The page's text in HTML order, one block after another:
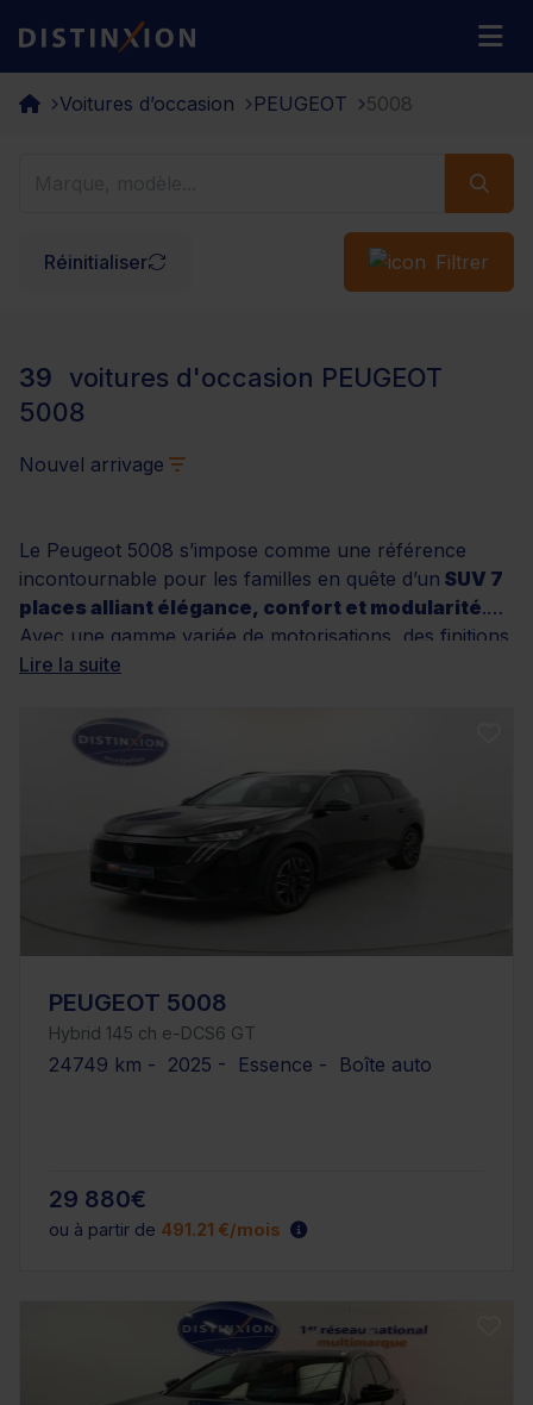
Distinxion
Voitures d’occasion PEUGEOT 5008
Réinitialiser Filtrer
39
voitures d'occasion PEUGEOT
5008
Nouvel arrivage
Le Peugeot 5008 s’impose comme une référence
incontournable pour les familles en quête d’un SUV 7
places alliant élégance, confort et modularité.
Avec une gamme variée de motorisations, des finitions
soignées et des
exigeants. Chez Distinxion, découvrez une sélection
rigoureuse de Peugeot 5008 d’occasion, bénéficiant
garanties solides, de contrôles qualité
approfondis et de solutions de financement adaptées.
Que vous cherchiez un modèle essence, diesel ou
hybride, à faible kilométrage et au design soigné, notre
offre saura vous convaincre. Parcourez nos
annonces et trouvez le 5008 qu’il vous faut.
Lire la suite
PEUGEOT 5008
Hybrid 145 ch e-DCS6 GT
24749 km - 2025 - Essence - Boîte auto
29 880€
ou à partir de 491.21 €/mois